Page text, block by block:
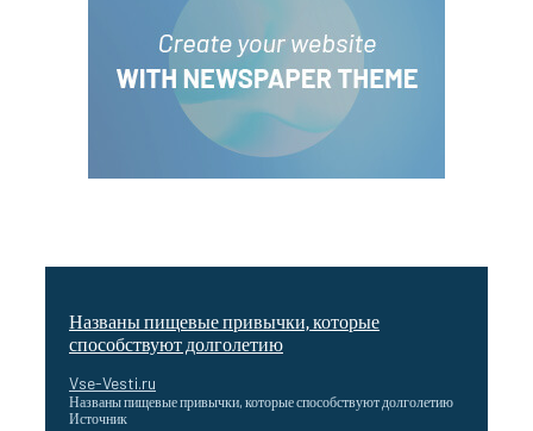
Названы пищевые привычки, которые
способствуют долголетию
Vse-Vesti.ru
Названы пищевые привычки, которые способствуют долголетию
Источник